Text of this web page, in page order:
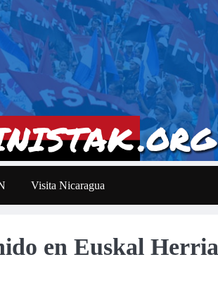
Visita Nicaragua
en Euskal Herria